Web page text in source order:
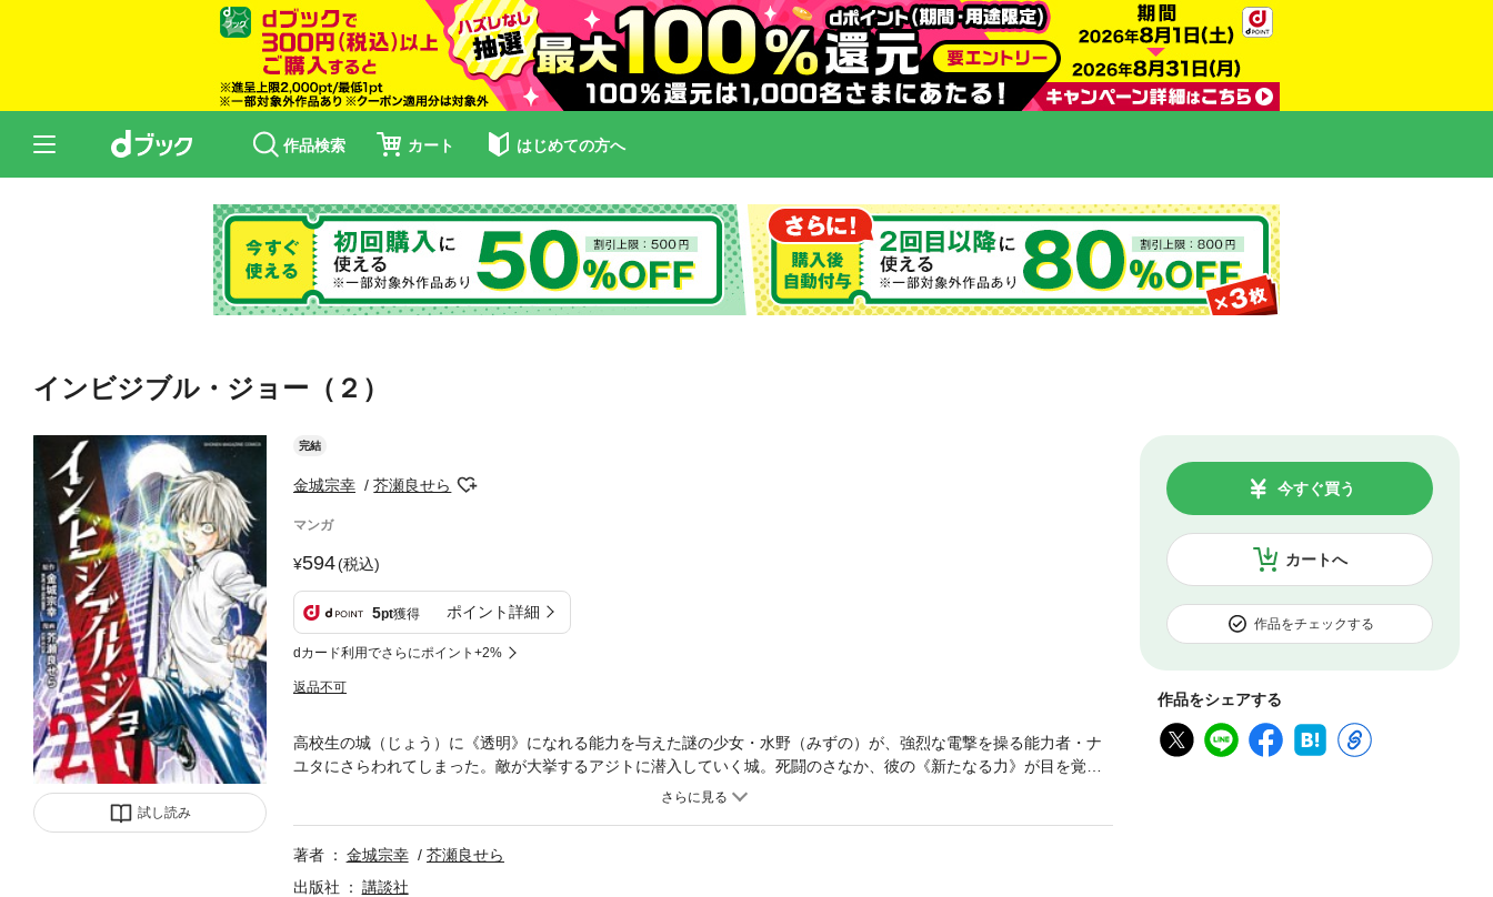
作品検索 カート はじめての方へ
インビジブル・ジョー（２）
試し読み
完結
金城宗幸 芥瀬良せら
マンガ
594(税込)
5pt獲得 ポイント詳細
dカード利用でさらにポイント+2%
返品不可
カートへ
今すぐ買う
作品をチェックする
作品をシェアする
高校生の城（じょう）に《透明》になれる能力を与えた謎の少女・水野（みずの）が、強烈な電撃を操る能力者・ナ
ユタにさらわれてしまった。敵が大挙するアジトに潜入していく城。死闘のさなか、彼の《新たなる力》が目を覚ま
著者 金城宗幸
芥瀬良せら
出版社
講談社